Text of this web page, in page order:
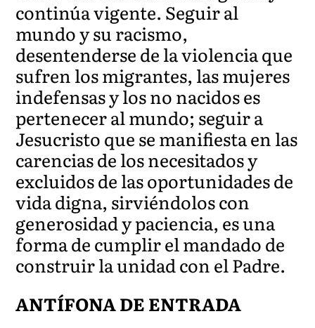
continúa vigente. Seguir al
mundo y su racismo,
desentenderse de la violencia que
sufren los migrantes, las mujeres
indefensas y los no nacidos es
pertenecer al mundo; seguir a
Jesucristo que se manifiesta en las
carencias de los necesitados y
excluidos de las oportunidades de
vida digna, sirviéndolos con
generosidad y paciencia, es una
forma de cumplir el mandado de
construir la unidad con el Padre.
ANTÍFONA DE ENTRADA